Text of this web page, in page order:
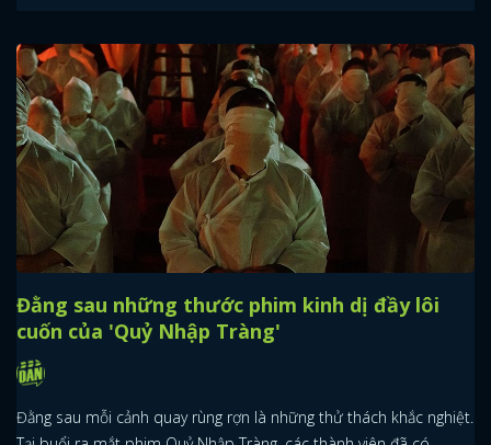
Đằng sau những thước phim kinh dị đầy lôi
cuốn của 'Quỷ Nhập Tràng'
Đằng sau mỗi cảnh quay rùng rợn là những thử thách khắc nghiệt.